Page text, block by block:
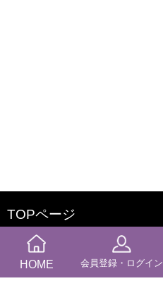
TOPページ
ふたきやとは
HOME 会員登録・ログイン